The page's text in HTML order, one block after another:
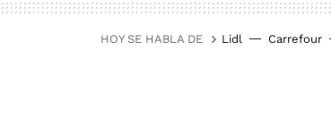
HOY SE HABLA DE Lidl Carrefour